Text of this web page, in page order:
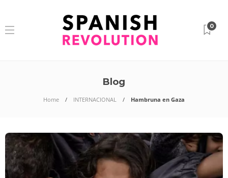
0
Blog
Home INTERNACIONAL Hambruna en Gaza